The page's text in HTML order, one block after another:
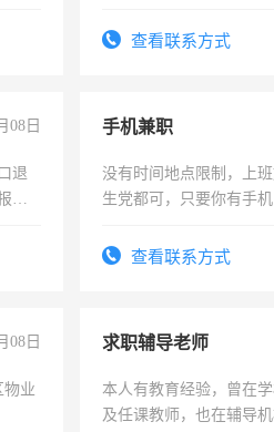
查看联系方式
08日
退
、
工
手机兼职
没有时间地点限制，上
生党都可，只要你有手
勤快的四五十，每天挣零
查看联系方式
08日
物业
求职辅导老师
本人有教育经验，曾在
及任课教师，也在辅导